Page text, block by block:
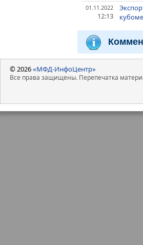
01.11.2022
12:13
© 2026«МФД-ИнфоЦентр»
Все права защищены. Перепечатка